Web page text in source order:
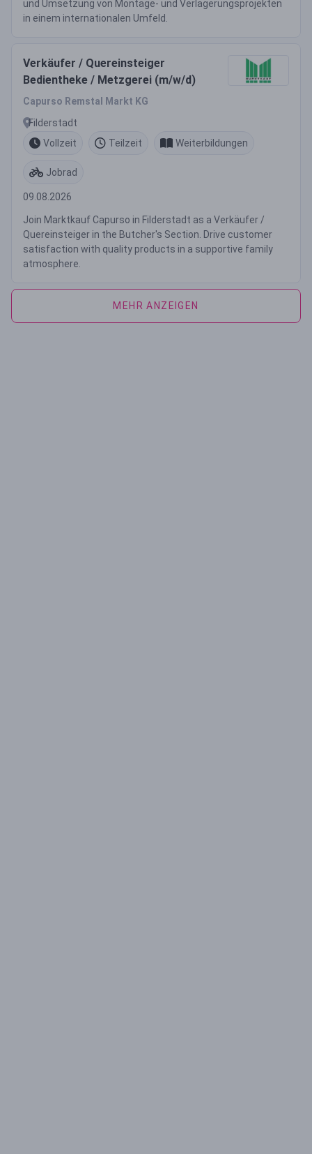
und Umsetzung von Montage- und Verlagerungsprojekten
in einem internationalen Umfeld.
Verkäufer / Quereinsteiger
Bedientheke / Metzgerei (m/w/d)
Capurso Remstal Markt KG
Filderstadt
Vollzeit
Teilzeit Weiterbildungen
Jobrad
09.08.2026
Join Marktkauf Capurso in Filderstadt as a Verkäufer /
Quereinsteiger in the Butcher's Section. Drive customer
satisfaction with quality products in a supportive family
atmosphere.
MEHR ANZEIGEN